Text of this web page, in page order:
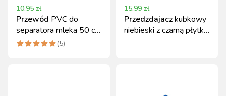
10.95 zł
Przewód PVC do
separatora mleka 50 cm
- trwały i szczelny
(5)
15.99 zł
Przedzdajaczkubkowy
niebieski z czarną płytką